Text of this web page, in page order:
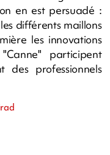
en est persuadé :
différents maillons
les innovations
participent
des professionnels